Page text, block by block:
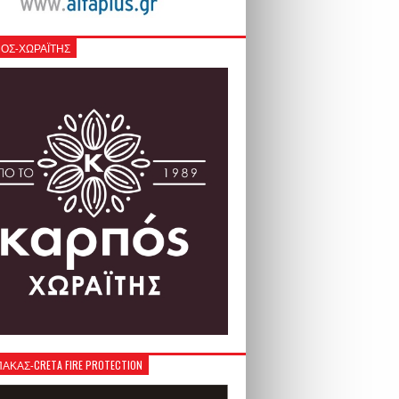
ΧΩΡΑΪΤΗΣ
CRETA FIRE PROTECTION